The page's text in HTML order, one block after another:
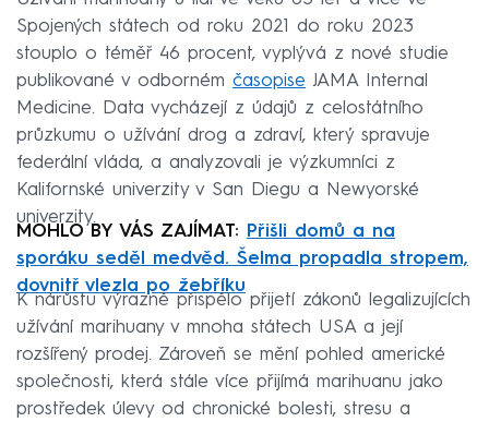
Spojených státech od roku 2021 do roku 2023
stouplo o téměř 46 procent, vyplývá z nové studie
publikované v odborném časopise JAMA Internal
Medicine. Data vycházejí z údajů z celostátního
průzkumu o užívání drog a zdraví, který spravuje
federální vláda, a analyzovali je výzkumníci z
Kalifornské univerzity v San Diegu a Newyorské
univerzity.
MOHLO BY VÁS ZAJÍMAT: Přišli domů a na
sporáku seděl medvěd. Šelma propadla stropem,
dovnitř vlezla po žebříku
K nárůstu výrazně přispělo přijetí zákonů legalizujících
užívání marihuany v mnoha státech USA a její
rozšířený prodej. Zároveň se mění pohled americké
společnosti, která stále více přijímá marihuanu jako
prostředek úlevy od chronické bolesti, stresu a